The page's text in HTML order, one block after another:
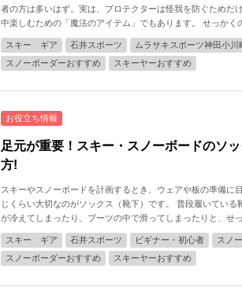
者の方は多いはず。実は、プロテクターは怪我を防ぐためだ
中楽しむための「魔法のアイテム」でもあります。 せっかく
スキー ギア 石井スポーツ ムラサキスポーツ神田小川
スノーボーダーおすすめ
スキーヤーおすすめ
お役立ち情報
足元が重要！スキー・スノーボードのソ
方!
スキーやスノーボードを計画するとき、ウェアや板の準備に
じくらい大切なのがソックス（靴下）です。 普段履いている
が冷えてしまったり、ブーツの中で滑ってしまったりと、せ
スキー ギア 石井スポーツ ビギナー・初心者
スノ
スノーボーダーおすすめ
スキーヤーおすすめ